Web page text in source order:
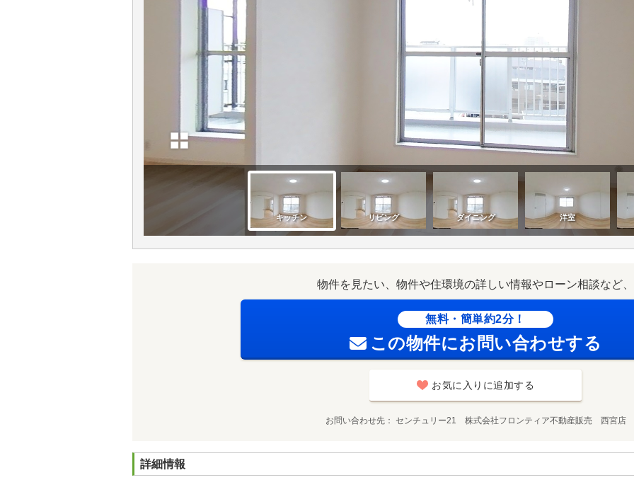
物件を見たい、物件や住環境の詳しい情報やローン相談など、
無料・簡単約2分！
この物件にお問い合わせする
お気に入りに追加する
お問い合わせ先 センチュリー21 株式会社フロンティア不動産販売 西宮店
詳細情報